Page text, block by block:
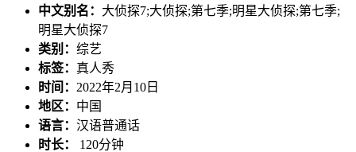
中文别名： 大侦探7;大侦探;第七季;明星大侦探;第七季;
明星大侦探7
类别： 综艺
标签： 真人秀
时间： 2022年2月10日
地区： 中国
语言： 汉语普通话
时长： 120分钟